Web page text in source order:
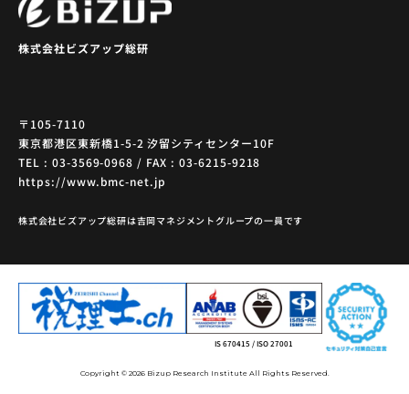
株式会社ビズアップ総研
〒105-7110
東京都港区東新橋1-5-2 汐留シティセンター10F
TEL : 03-3569-0968 / FAX : 03-6215-9218
https://www.bmc-net.jp
株式会社ビズアップ総研は吉岡マネジメントグループの一員です
Copyright © 2026 Bizup Research Institute All Rights Reserved.
IS 670415 / ISO 27001